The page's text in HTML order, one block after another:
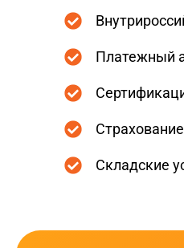
Платежный
Складские